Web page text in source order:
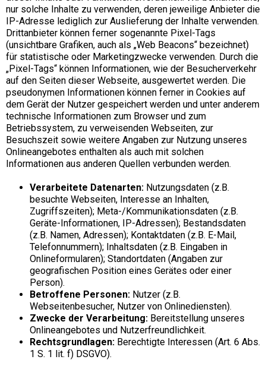
nur solche Inhalte zu verwenden, deren jeweilige Anbieter die
IP-Adresse lediglich zur Auslieferung der Inhalte verwenden.
Drittanbieter können ferner sogenannte Pixel-Tags
(unsichtbare Grafiken, auch als „Web Beacons“ bezeichnet)
für statistische oder Marketingzwecke verwenden. Durch die
„Pixel-Tags“ können Informationen, wie der Besucherverkehr
auf den Seiten dieser Webseite, ausgewertet werden. Die
pseudonymen Informationen können ferner in Cookies auf
dem Gerät der Nutzer gespeichert werden und unter anderem
technische Informationen zum Browser und zum
Betriebssystem, zu verweisenden Webseiten, zur
Besuchszeit sowie weitere Angaben zur Nutzung unseres
Onlineangebotes enthalten als auch mit solchen
Informationen aus anderen Quellen verbunden werden.
Verarbeitete Datenarten: Nutzungsdaten (z.B.
besuchte Webseiten, Interesse an Inhalten,
Zugriffszeiten); Meta-/Kommunikationsdaten (z.B.
Geräte-Informationen, IP-Adressen); Bestandsdaten
(z.B. Namen, Adressen); Kontaktdaten (z.B. E-Mail,
Telefonnummern); Inhaltsdaten (z.B. Eingaben in
Onlineformularen); Standortdaten (Angaben zur
geografischen Position eines Gerätes oder einer
Person).
Betroffene Personen: Nutzer (z.B.
Webseitenbesucher, Nutzer von Onlinediensten).
Zwecke der Verarbeitung: Bereitstellung unseres
Onlineangebotes und Nutzerfreundlichkeit.
Rechtsgrundlagen: Berechtigte Interessen (Art. 6 Abs.
1 S. 1 lit. f) DSGVO).